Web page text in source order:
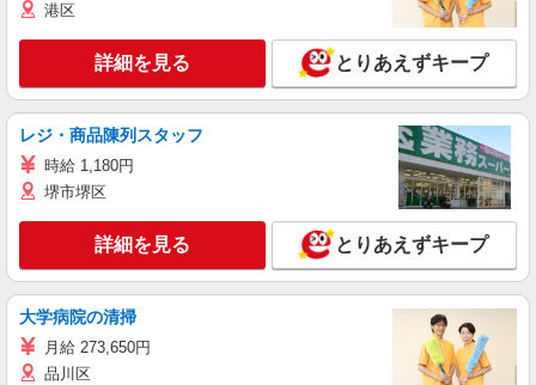
港区
詳細を見る とりあえずキープ
レジ・商品陳列スタッフ
時給 1,180円
堺市堺区
詳細を見る とりあえずキープ
大学病院の清掃
月給 273,650円
品川区